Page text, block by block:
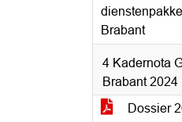
Brabant
4 Kadernota
Brabant 2024
Dossier